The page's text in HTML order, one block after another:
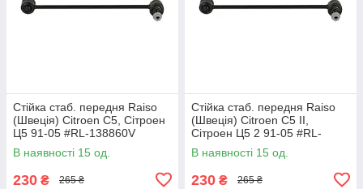
Стійка стаб. передня Raiso
(Швеція) Citroen C5, Сітроен
Ц5 91-05 #RL-138860V
UAPVVRP17
В наявності 15 од.
230 ₴ 265 ₴
Стійка стаб. передня Raiso
(Швеція) Citroen C5 II,
Сітроен Ц5 2 91-05 #RL-
138860V UAQEZFD17
В наявності 15 од.
230 ₴ 265 ₴